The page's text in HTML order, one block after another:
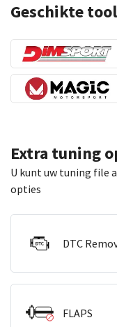
Geschikte
Extra tuning
U kunt uw tuning file
opties
DTC
FLAPS